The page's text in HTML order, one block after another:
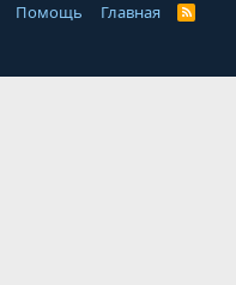
Помощь Главная